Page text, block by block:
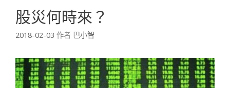
股災何時來？
2018-02-03 作者 巴小智